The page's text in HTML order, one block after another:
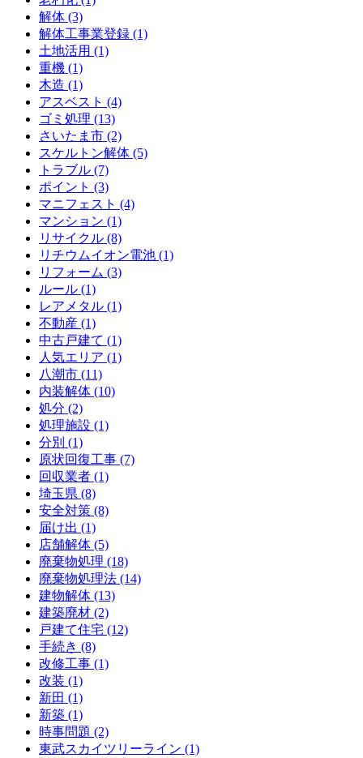
解体 (3)
解体工事業登録 (1)
土地活用 (1)
重機 (1)
木造 (1)
アスベスト (4)
ゴミ処理 (13)
さいたま市 (2)
スケルトン解体 (5)
トラブル (7)
ポイント (3)
マニフェスト (4)
マンション (1)
リサイクル (8)
リチウムイオン電池 (1)
リフォーム (3)
ルール (1)
レアメタル (1)
不動産 (1)
中古戸建て (1)
人気エリア (1)
八潮市 (11)
内装解体 (10)
処分 (2)
処理施設 (1)
分別 (1)
原状回復工事 (7)
回収業者 (1)
埼玉県 (8)
安全対策 (8)
届け出 (1)
店舗解体 (5)
廃棄物処理 (18)
廃棄物処理法 (14)
建物解体 (13)
建築廃材 (2)
戸建て住宅 (12)
手続き (8)
改修工事 (1)
改装 (1)
新田 (1)
新築 (1)
時事問題 (2)
東武スカイツリーライン (1)